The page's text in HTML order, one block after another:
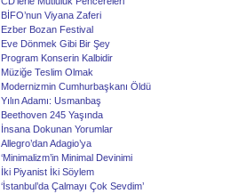
BİFO’nun Viyana Zaferi
Ezber Bozan Festival
Eve Dönmek Gibi Bir Şey
Program Konserin Kalbidir
Müziğe Teslim Olmak
Modernizmin Cumhurbaşkanı Öldü
Yılın Adamı: Usmanbaş
Beethoven 245 Yaşında
İnsana Dokunan Yorumlar
Allegro’dan Adagio’ya
‘Minimalizm’in Minimal Devinimi
İki Piyanist İki Söylem
‘İstanbul’da Çalmayı Çok Sevdim’